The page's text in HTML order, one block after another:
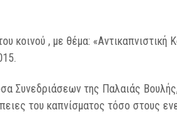
, με θέμα: «Αντικαπνιστική
της Παλαιάς
του καπνίσματος τόσο στους